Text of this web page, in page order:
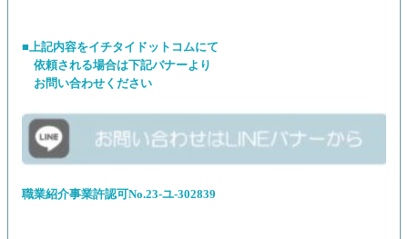
■上記内容をイチタイドットコムにて
依頼される場合は下記バナーより
お問い合わせください
職業紹介事業許認可No.23-ユ-302839